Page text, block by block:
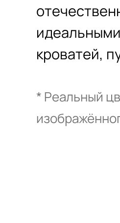
кроватей,
* Реальный